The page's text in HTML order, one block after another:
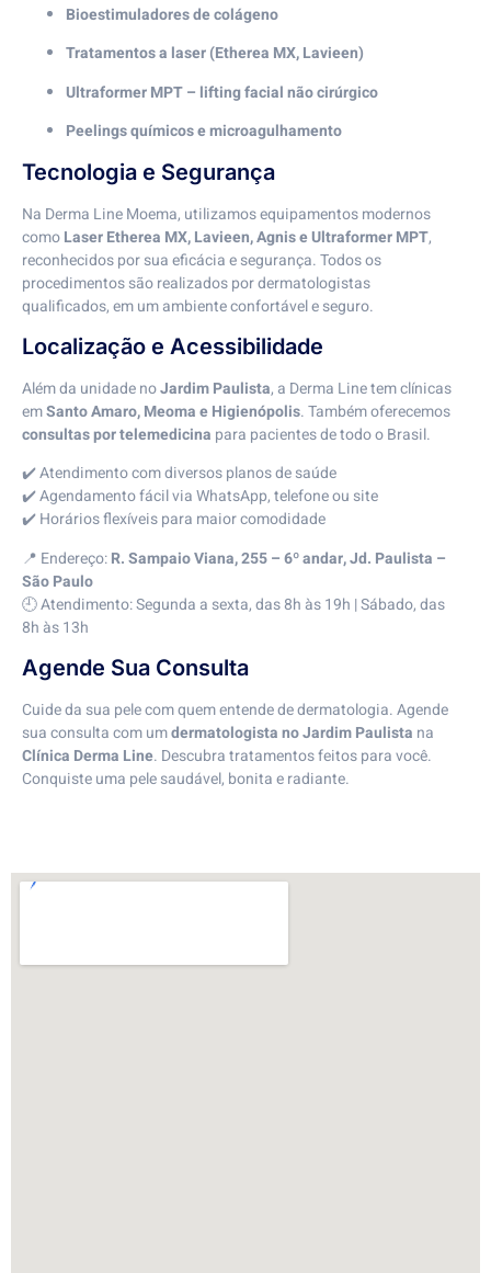
Bioestimuladores de colágeno
Tratamentos a laser (Etherea MX, Lavieen)
Ultraformer MPT – lifting facial não cirúrgico
Peelings químicos e microagulhamento
Tecnologia e Segurança
Na Derma Line Moema, utilizamos equipamentos modernos
comoLaser Etherea MX, Lavieen, Agnis e Ultraformer MPT,
reconhecidos por sua eficácia e segurança. Todos os
procedimentos são realizados por dermatologistas
qualificados, em um ambiente confortável e seguro.
Localização e Acessibilidade
Além da unidade noJardim Paulista, a Derma Line tem clínicas
emSanto Amaro, Meoma e Higienópolis. Também oferecemos
consultas por telemedicina para pacientes de todo o Brasil.
✔️ Atendimento com diversos planos de saúde
✔️ Agendamento fácil via WhatsApp, telefone ou site
✔️ Horários flexíveis para maior comodidade
📍 Endereço:R. Sampaio Viana, 255 – 6º andar, Jd. Paulista –
São Paulo
🕘 Atendimento: Segunda a sexta, das 8h às 19h | Sábado, das
8h às 13h
Agende Sua Consulta
Cuide da sua pele com quem entende de dermatologia. Agende
sua consulta com umdermatologista no Jardim Paulista na
Clínica Derma Line. Descubra tratamentos feitos para você.
Conquiste uma pele saudável, bonita e radiante.